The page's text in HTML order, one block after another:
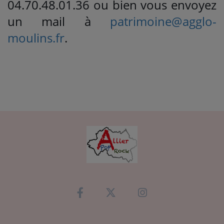
04.70.48.01.36 ou bien vous envoyez
un mail à patrimoine@agglo-
moulins.fr.